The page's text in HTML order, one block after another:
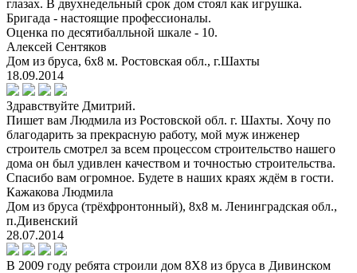
глазах. В двухнедельный срок дом стоял как игрушка.
Бригада - настоящие профессионалы.
Оценка по десятибалльной шкале - 10.
Алексей Сентяков
Дом из бруса, 6х8 м. Ростовская обл., г.Шахты
18.09.2014
Здравствуйте Дмитрий.
Пишет вам Людмила из Ростовской обл. г. Шахты. Хочу по
благодарить за прекрасную работу, мой муж инженер
строитель смотрел за всем процессом строительство нашего
дома он был удивлен качеством и точностью строительства.
Спасибо вам огромное. Будете в наших краях ждём в гости.
Кажакова Людмила
Дом из бруса (трёхфронтонный), 8х8 м. Ленинградская обл.,
п.Дивенский
28.07.2014
В 2009 году ребята строили дом 8X8 из бруса в Дивинском